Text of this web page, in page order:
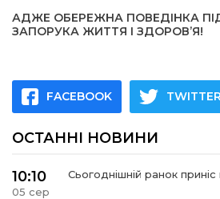
АДЖЕ ОБЕРЕЖНА ПОВЕДІНКА
ЗАПОРУКА ЖИТТЯ І ЗДОРОВ’Я!
FACEBOOK TWITTER
ОСТАННІ НОВИНИ
10:10
05 сер
Сьогоднішній ранок приніс